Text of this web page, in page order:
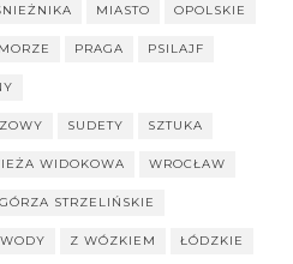
MIASTO OPOLSKIE
PRAGA PSILAJF
SUDETY SZTUKA
WIDOKOWA WROCŁAW
STRZELIŃSKIE
Z WÓZKIEM ŁÓDZKIE